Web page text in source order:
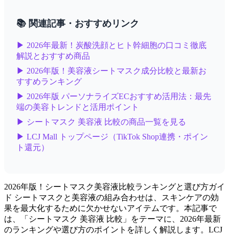
📚 関連記事・おすすめリンク
▶ 2026年最新！炭酸洗顔とヒト幹細胞の口コミ徹底
解説とおすすめ商品
▶ 2026年版！美容液シートマスク成分比較と最新お
すすめランキング
▶ 2026年版 パーソナライズECおすすめ活用法：最先
端の美容トレンドと活用ポイント
▶ シートマスク 美容液 比較の商品一覧を見る
▶ LCJ Mall トップページ（TikTok Shop連携・ポイン
ト還元）
2026年版！シートマスク美容液比較ランキングと選び方ガイ
ド シートマスクと美容液の組み合わせは、スキンケアの効
果を最大化するために欠かせないアイテムです。本記事で
は、「シートマスク 美容液 比較」をテーマに、2026年最新
のランキングや選び方のポイントを詳しく解説します。LCJ